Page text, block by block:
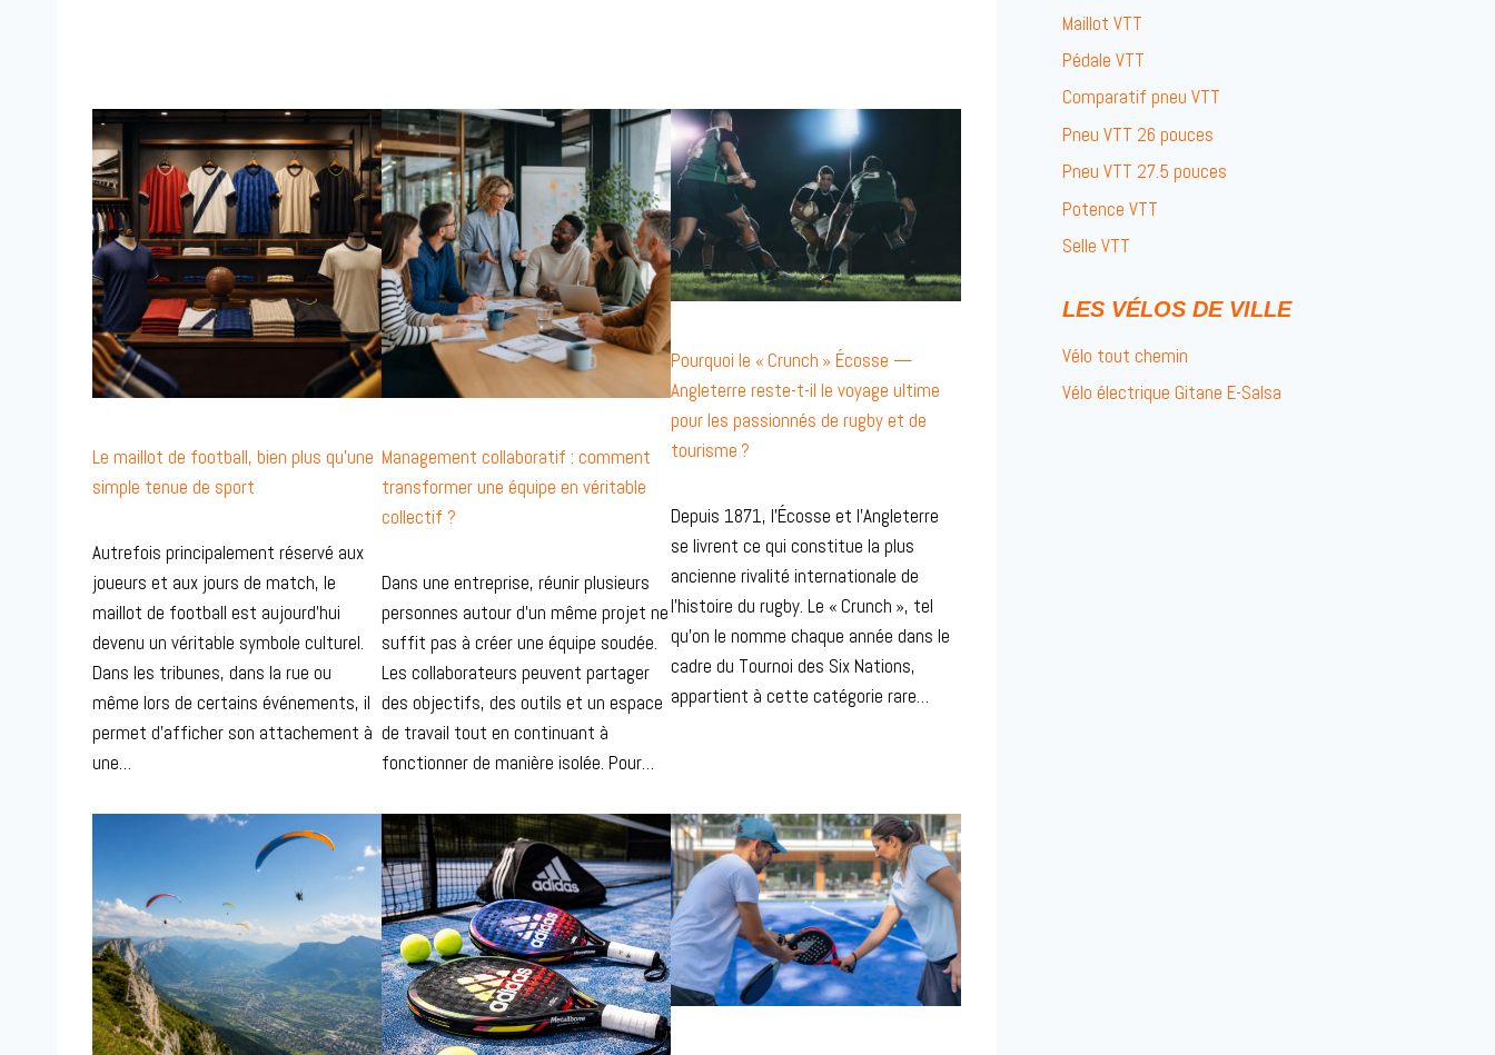
Le maillot de football, bien plus qu’une
simple tenue de sport
Autrefois principalement réservé aux
joueurs et aux jours de match, le
maillot de football est aujourd’hui
devenu un véritable symbole culturel.
Dans les tribunes, dans la rue ou
même lors de certains événements, il
permet d’afficher son attachement à
une…
Management collaboratif : comment
transformer une équipe en véritable
collectif ?
Dans une entreprise, réunir plusieurs
personnes autour d’un même projet ne
suffit pas à créer une équipe soudée.
Les collaborateurs peuvent partager
des objectifs, des outils et un espace
de travail tout en continuant à
fonctionner de manière isolée. Pour…
Pourquoi le « Crunch » Écosse —
Angleterre reste-t-il le voyage ultime
pour les passionnés de rugby et de
tourisme ?
Depuis 1871, l’Écosse et l’Angleterre
se livrent ce qui constitue la plus
ancienne rivalité internationale de
l’histoire du rugby. Le « Crunch », tel
qu’on le nomme chaque année dans le
cadre du Tournoi des Six Nations,
appartient à cette catégorie rare…
Maillot VTT
Pédale VTT
Comparatif pneu VTT
Pneu VTT 26 pouces
Pneu VTT 27.5 pouces
Potence VTT
Selle VTT
LES VÉLOS DE VILLE
Vélo tout chemin
Vélo électrique Gitane E-Salsa